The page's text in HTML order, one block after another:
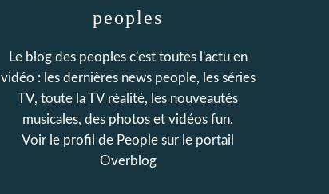
peoples
Le blog des peoples c'est toutes l'actu en
vidéo : les dernières news people, les séries
TV, toute la TV réalité, les nouveautés
musicales, des photos et vidéos fun,
Voir le profil de People sur le portail
Overblog